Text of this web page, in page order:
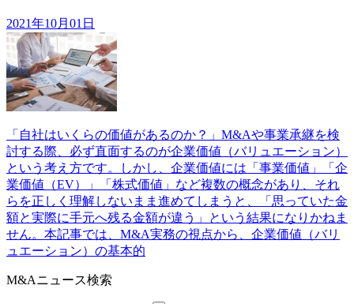
2021年10月01日
「自社はいくらの価値があるのか？」M&Aや事業承継を検
討する際、必ず直面するのが企業価値（バリュエーション）
という考え方です。しかし、企業価値には「事業価値」「企
業価値（EV）」「株式価値」など複数の概念があり、それ
らを正しく理解しないまま進めてしまうと、「思っていた金
額と実際に手元へ残る金額が違う」という結果になりかねま
せん。本記事では、M&A実務の視点から、企業価値（バリ
ュエーション）の基本的
M&Aニュース検索